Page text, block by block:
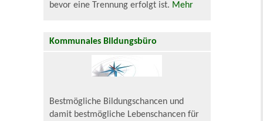
bevor eine Trennung erfolgt ist. Mehr
Kommunales Bildungsbüro
Bestmögliche Bildungschancen und
damit bestmögliche Lebenschancen für